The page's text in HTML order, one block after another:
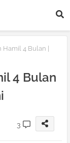
4 Bulan |
4 Bulan
3